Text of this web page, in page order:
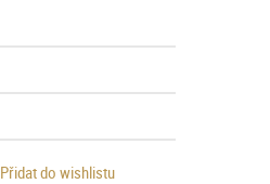
Přidat do wishlistu